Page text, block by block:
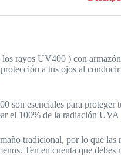
los rayos UV400 ) con
a tus ojos al
son esenciales para
el 100% de la radiación
tradicional, por lo que
Ten en cuenta que debes